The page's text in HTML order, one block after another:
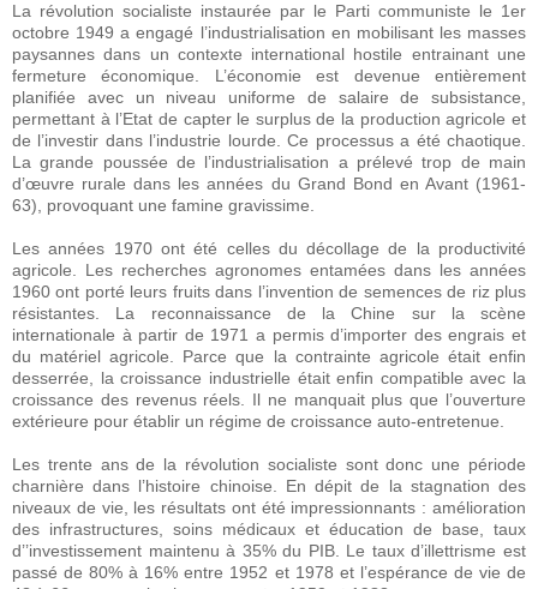
La révolution socialiste instaurée par le Parti communiste le 1er
octobre 1949 a engagé l’industrialisation en mobilisant les masses
paysannes dans un contexte international hostile entrainant une
fermeture économique. L’économie est devenue entièrement
planifiée avec un niveau uniforme de salaire de subsistance,
permettant à l’Etat de capter le surplus de la production agricole et
de l’investir dans l’industrie lourde. Ce processus a été chaotique.
La grande poussée de l’industrialisation a prélevé trop de main
d’œuvre rurale dans les années du Grand Bond en Avant (1961-
63), provoquant une famine gravissime.
Les années 1970 ont été celles du décollage de la productivité
agricole. Les recherches agronomes entamées dans les années
1960 ont porté leurs fruits dans l’invention de semences de riz plus
résistantes. La reconnaissance de la Chine sur la scène
internationale à partir de 1971 a permis d’importer des engrais et
du matériel agricole. Parce que la contrainte agricole était enfin
desserrée, la croissance industrielle était enfin compatible avec la
croissance des revenus réels. Il ne manquait plus que l’ouverture
extérieure pour établir un régime de croissance auto-entretenue.
Les trente ans de la révolution socialiste sont donc une période
charnière dans l’histoire chinoise. En dépit de la stagnation des
niveaux de vie, les résultats ont été impressionnants : amélioration
des infrastructures, soins médicaux et éducation de base, taux
d’’investissement maintenu à 35% du PIB. Le taux d’illettrisme est
passé de 80% à 16% entre 1952 et 1978 et l’espérance de vie de